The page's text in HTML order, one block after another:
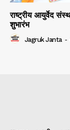
राष्ट्रीय आयुर्वेद
शुभारंभ
Jagruk Janta -